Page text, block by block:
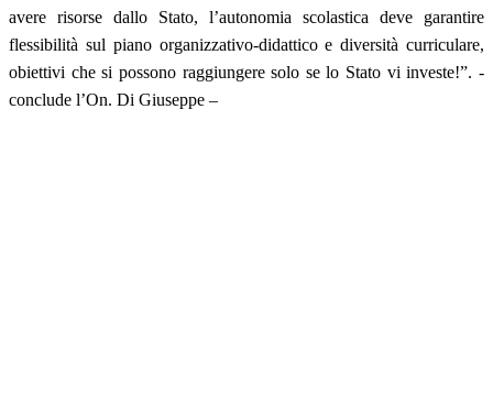
avere risorse dallo Stato, l’autonomia scolastica deve garantire
flessibilità sul piano organizzativo-didattico e diversità curriculare,
obiettivi che si possono raggiungere solo se lo Stato vi investe!”. -
conclude l’On. Di Giuseppe –